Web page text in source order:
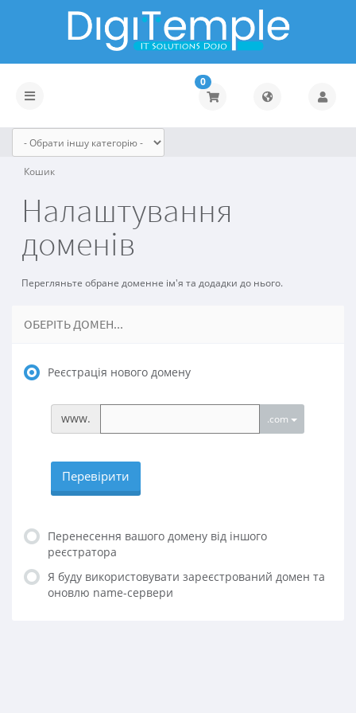
Toggle
0
Кошик
Налаштування
доменів
Перегляньте обране доменне ім'я та додадки до нього.
ОБЕРІТЬ ДОМЕН...
Реєстрація нового домену
www. .com
Перевірити
Перенесення вашого домену від іншого
реєстратора
Я буду використовувати зареєстрований домен та
оновлю name-сервери